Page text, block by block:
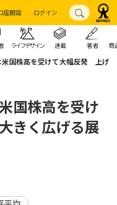
座開設 ログイン
ライフデザイン 連載 著者 商
米国株高を受けて大幅反発 上げ
国株高を受け
きく広げる展